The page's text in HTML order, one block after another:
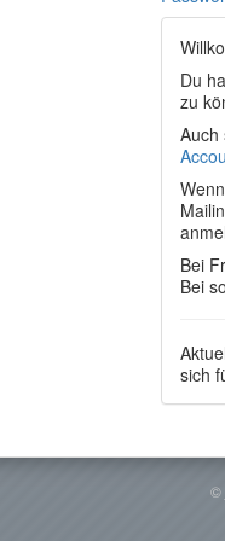
Du
zu
Auch
Bei
Bei
sich
©